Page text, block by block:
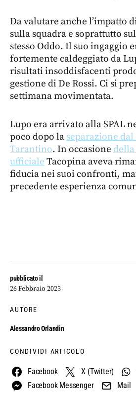
pubblicato il
26 Febbraio 2023
AUTORE
Alessandro Orlandin
CONDIVIDI ARTICOLO
Facebook X (Twitter)
Facebook Messenger
Mail
Da valutare anche l’impatto
sulla squadra e soprattutto
stesso Oddo. Il suo ingaggio
fortemente caldeggiato da
risultati insoddisfacenti
gestione di De Rossi. Ci si
settimana movimentata.
Lupo era arrivato alla SPAL
poco dopo la separazione
Tarantino. In occasione
ufficiale Tacopina aveva
fiducia nei suoi confronti,
precedente esperienza